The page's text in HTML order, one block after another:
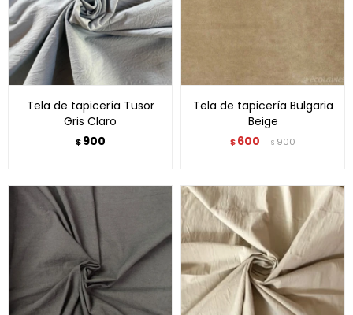
Tela de tapicería Tusor
Gris Claro
$ 900
Tela de tapicería Bulgaria
Beige
$600 $900